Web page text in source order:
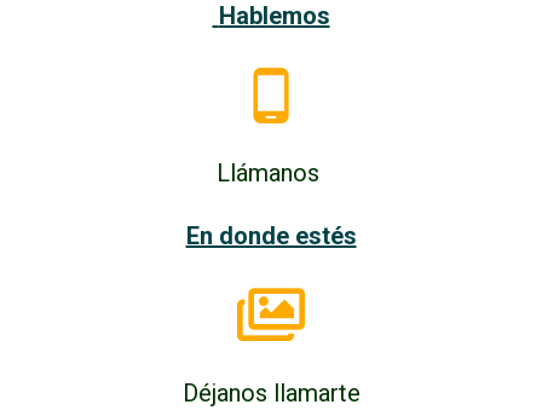
Hablemos
Llámanos
En donde estés
Déjanos llamarte